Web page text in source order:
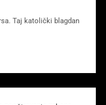
Taj katolički blagdan